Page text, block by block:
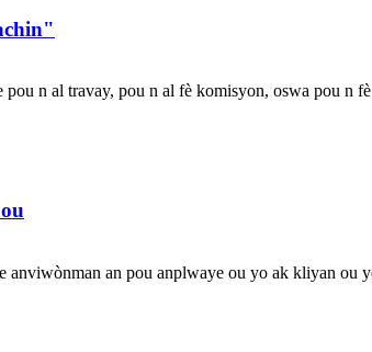
n al travay, pou n al fè komisyon, oswa pou n
an pou anplwaye ou yo ak kliyan ou